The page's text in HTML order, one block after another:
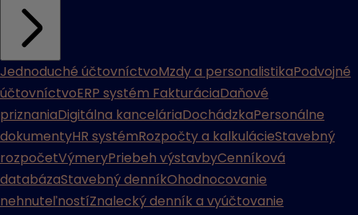
Jednoduché účtovníctvoMzdy a personalistikaPodvojné
účtovníctvoERP systém FakturáciaDaňové
priznaniaDigitálna kanceláriaDochádzkaPersonálne
dokumentyHR systémRozpočty a kalkulácieStavebný
rozpočetVýmeryPriebeh výstavbyCenníková
databázaStavebný denníkOhodnocovanie
nehnuteľnostíZnalecký denník a vyúčtovanie